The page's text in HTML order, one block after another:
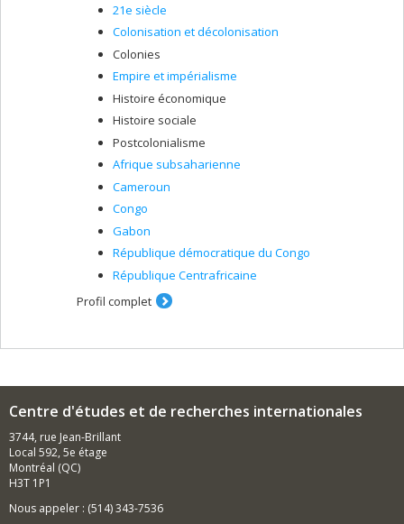
21e siècle
Colonisation et décolonisation
Colonies
Empire et impérialisme
Histoire économique
Histoire sociale
Postcolonialisme
Afrique subsaharienne
Cameroun
Congo
Gabon
République démocratique du Congo
République Centrafricaine
Profil complet
Centre d'études et de recherches internationales
3744, rue Jean-Brillant
Local 592, 5e étage
Montréal (QC)
H3T 1P1
Nous appeler : (514) 343-7536